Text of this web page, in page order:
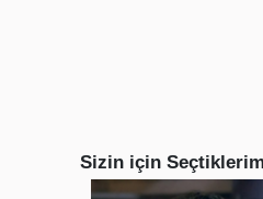
Sizin için